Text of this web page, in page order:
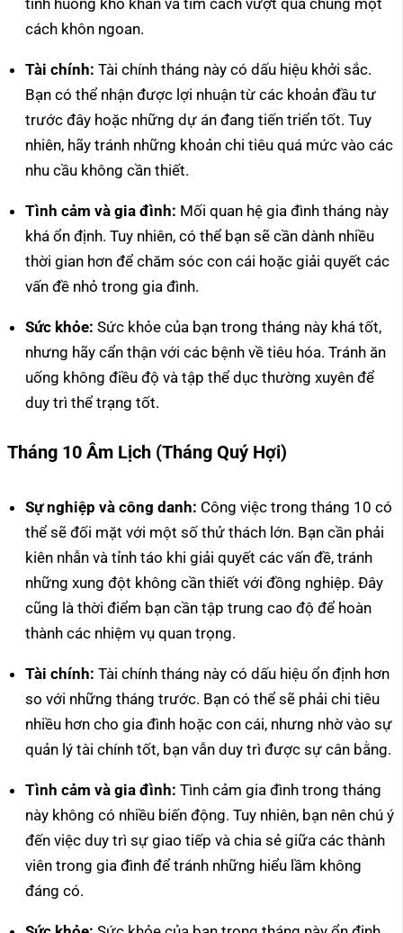
tình huống khó khăn và tìm cách vượt qua chúng một
cách khôn ngoan.
Tài chính: Tài chính tháng này có dấu hiệu khởi sắc.
Bạn có thể nhận được lợi nhuận từ các khoản đầu tư
trước đây hoặc những dự án đang tiến triển tốt. Tuy
nhiên, hãy tránh những khoản chi tiêu quá mức vào các
nhu cầu không cần thiết.
Tình cảm và gia đình: Mối quan hệ gia đình tháng này
khá ổn định. Tuy nhiên, có thể bạn sẽ cần dành nhiều
thời gian hơn để chăm sóc con cái hoặc giải quyết các
vấn đề nhỏ trong gia đình.
Sức khỏe: Sức khỏe của bạn trong tháng này khá tốt,
nhưng hãy cẩn thận với các bệnh về tiêu hóa. Tránh ăn
uống không điều độ và tập thể dục thường xuyên để
duy trì thể trạng tốt.
Tháng 10 Âm Lịch (Tháng Quý Hợi)
Sự nghiệp và công danh: Công việc trong tháng 10 có
thể sẽ đối mặt với một số thử thách lớn. Bạn cần phải
kiên nhẫn và tỉnh táo khi giải quyết các vấn đề, tránh
những xung đột không cần thiết với đồng nghiệp. Đây
cũng là thời điểm bạn cần tập trung cao độ để hoàn
thành các nhiệm vụ quan trọng.
Tài chính: Tài chính tháng này có dấu hiệu ổn định hơn
so với những tháng trước. Bạn có thể sẽ phải chi tiêu
nhiều hơn cho gia đình hoặc con cái, nhưng nhờ vào sự
quản lý tài chính tốt, bạn vẫn duy trì được sự cân bằng.
Tình cảm và gia đình: Tình cảm gia đình trong tháng
này không có nhiều biến động. Tuy nhiên, bạn nên chú ý
đến việc duy trì sự giao tiếp và chia sẻ giữa các thành
viên trong gia đình để tránh những hiểu lầm không
đáng có.